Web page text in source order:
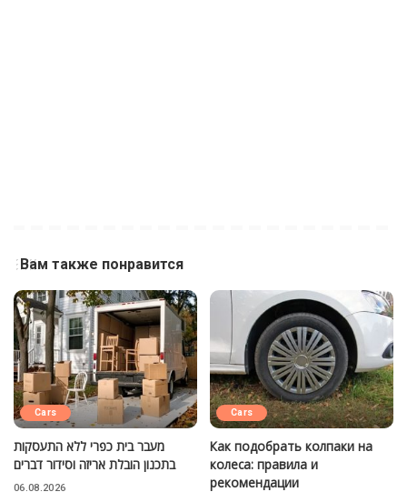
Вам также понравится
Cars
מעבר בית כפרי ללא התעסקות
בתכנון הובלת אריזה וסידור דברים
06.08.2026
Cars
Как подобрать колпаки на
колеса: правила и
рекомендации